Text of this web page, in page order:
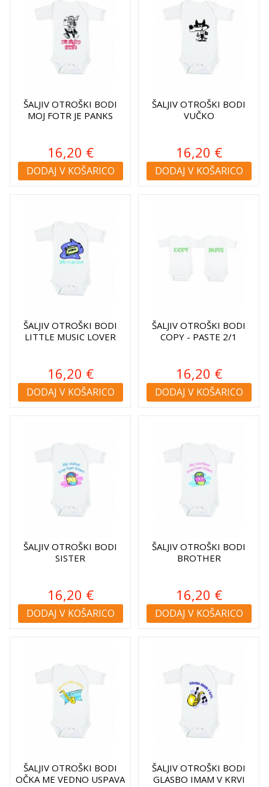
ŠALJIV OTROŠKI BODI
MOJ FOTR JE PANKS
16,20 €
DODAJ V KOŠARICO
ŠALJIV OTROŠKI BODI
VUČKO
16,20 €
DODAJ V KOŠARICO
ŠALJIV OTROŠKI BODI
LITTLE MUSIC LOVER
16,20 €
DODAJ V KOŠARICO
ŠALJIV OTROŠKI BODI
COPY - PASTE 2/1
16,20 €
DODAJ V KOŠARICO
ŠALJIV OTROŠKI BODI
SISTER
16,20 €
DODAJ V KOŠARICO
ŠALJIV OTROŠKI BODI
BROTHER
16,20 €
DODAJ V KOŠARICO
ŠALJIV OTROŠKI BODI
OČKA ME VEDNO USPAVA
ŠALJIV OTROŠKI BODI
GLASBO IMAM V KRVI